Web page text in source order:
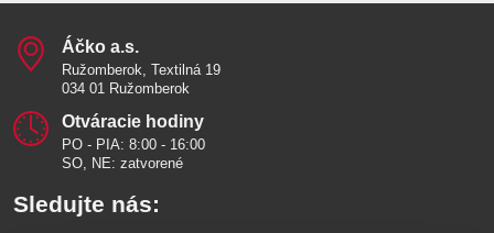
Áčko a​.s​.
Ružomberok, Textilná 19
034 01 Ružomberok
Otváracie hodiny
PO - PIA: 8:00 - 16:00
SO, NE: zatvorené
Sledujte nás: